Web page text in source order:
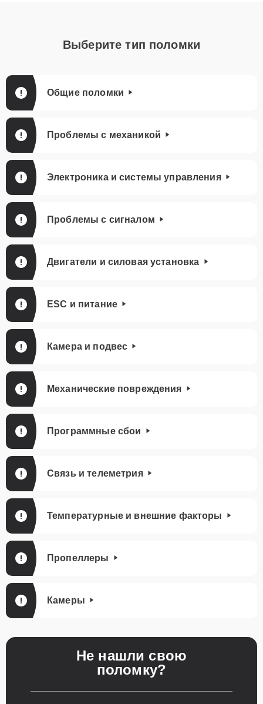
Выберите тип поломки
Общие поломки
Проблемы с механикой
Электроника и системы управления
Проблемы с сигналом
Двигатели и силовая установка
ESC и питание
Камера и подвес
Механические повреждения
Программные сбои
Связь и телеметрия
Температурные и внешние факторы
Пропеллеры
Камеры
Не нашли свою
поломку?